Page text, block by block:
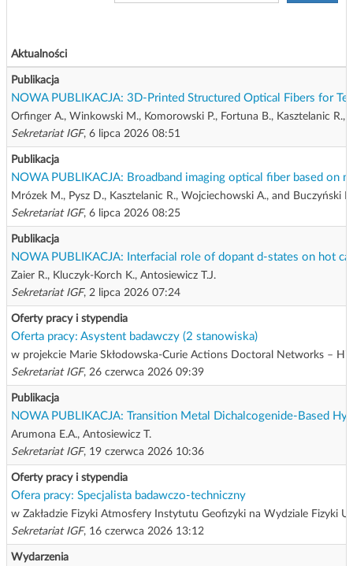
Aktualności
Publikacja
NOWA PUBLIKACJA: 3D-Printed Structured Optical Fibers for
Orfinger A., Winkowski M., Komorowski P., Fortuna B., Kasztelanic R.,
Sekretariat IGF, 6 lipca 2026 08:51
Publikacja
NOWA PUBLIKACJA: Broadband imaging optical fiber based on
Mrózek M., Pysz D., Kasztelanic R., Wojciechowski A., and Buczyński R.
Sekretariat IGF, 6 lipca 2026 08:25
Publikacja
NOWA PUBLIKACJA: Interfacial role of dopant d-states on hot
Zaier R., Kluczyk-Korch K., Antosiewicz T.J.
Sekretariat IGF, 2 lipca 2026 07:24
Oferty pracy i stypendia
Oferta pracy: Asystent badawczy (2 stanowiska)
w projekcie Marie Skłodowska-Curie Actions Doctoral Networks –
Sekretariat IGF, 26 czerwca 2026 09:39
Publikacja
NOWA PUBLIKACJA: Transition Metal Dichalcogenide-Based
Arumona E.A., Antosiewicz T.
Sekretariat IGF, 19 czerwca 2026 10:36
Oferty pracy i stypendia
Ofera pracy: Specjalista badawczo-techniczny
w Zakładzie Fizyki Atmosfery Instytutu Geofizyki na Wydziale Fizyki
Sekretariat IGF, 16 czerwca 2026 13:12
Wydarzenia